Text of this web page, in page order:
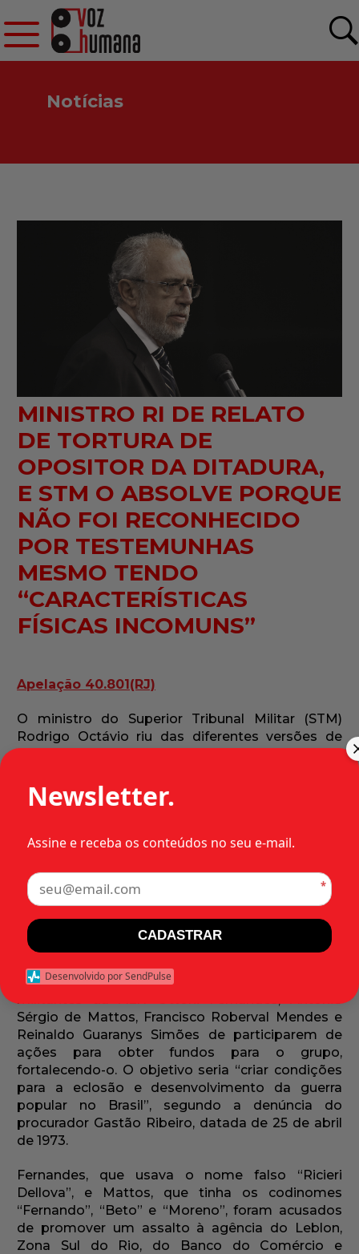
Notícias
MINISTRO RI DE RELATO
DE TORTURA DE
OPOSITOR DA DITADURA,
E STM O ABSOLVE PORQUE
NÃO FOI RECONHECIDO
POR TESTEMUNHAS
MESMO TENDO
“CARACTERÍSTICAS
FÍSICAS INCOMUNS”
Apelação 40.801(RJ)
O ministro do Superior Tribunal Militar (STM)
Rodrigo Octávio riu das diferentes versões de
testemunhas se o militante da Ação Libertadora
Júnior havia sido torturado ou não. E classificou o
processo de “um verdadeiro romance”.
Fernandes tinha “características físicas
bastante míope. Dessa forma, se as testemunhas
de um assalto a um banco no Rio de Janeiro não
em sessão secreta ocorrida em 12 de fevereiro de
1976, por falta de provas de participação no ato.
O Ministério Público Militar (MPM) acusou os
Sérgio de Mattos, Francisco Roberval Mendes e
Reinaldo Guaranys Simões de participarem de
ações para obter fundos para o grupo,
fortalecendo-o. O objetivo seria “criar condições
para a eclosão e desenvolvimento da guerra
popular no Brasil”, segundo a denúncia do
procurador Gastão Ribeiro, datada de 25 de abril
de 1973.
Fernandes, que usava o nome falso “Ricieri
Dellova”, e Mattos, que tinha os codinomes
“Fernando”, “Beto” e “Moreno”, foram acusados
de promover um assalto à agência do Leblon,
Zona Sul do Rio, do Banco do Comércio e
Newsletter.
*
CADASTRAR